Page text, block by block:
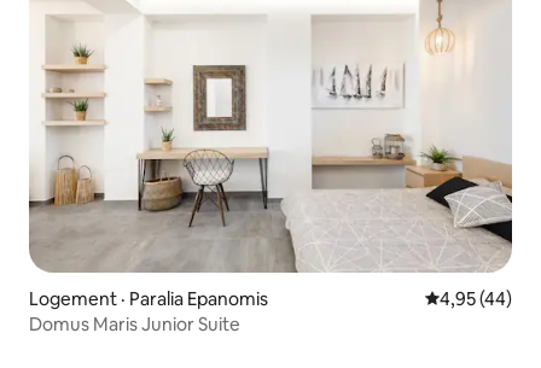
Logement · Paralia Epanomis Note
4,95 (44)
Domus Maris Junior Suite